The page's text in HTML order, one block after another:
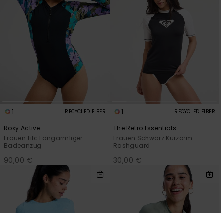
1 RECYCLED FIBER
Roxy Active
Frauen Lila Langärmliger
Badeanzug
90,00 €
1 RECYCLED FIBER
The Retro Essentials
Frauen Schwarz Kurzarm-
Rashguard
30,00 €